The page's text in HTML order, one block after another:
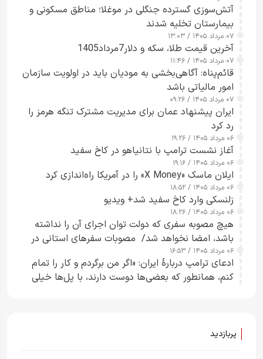
آتش‌سوزی گسترده جنگلی در موغلا؛ مناطق مسکونی و
بیمارستان تخلیه شدند
۰۷ مرداد ۱۴۰۵ / ۱۳:۰۳
آخرین قیمت طلا، سکه و دلار7مرداد1405
۰۷ مرداد ۱۴۰۵ / ۱۱:۴۶
قائم‌پناه: آگاهی‌بخشی به مودیان باید در اولویت سازمان
امور مالیاتی باشد
۰۷ مرداد ۱۴۰۵ / ۰۹:۲۶
ایران پیشنهاد عمان برای مدیریت مشترک تنگه هرمز را
رد کرد
۰۶ مرداد ۱۴۰۵ / ۱۹:۲۶
آغاز نشست ترامپ با نتانیاهو در کاخ سفید
۰۶ مرداد ۱۴۰۵ / ۱۹:۱۶
ایلان ماسک «X Money» را در آمریکا راه‌اندازی کرد
۰۶ مرداد ۱۴۰۵ / ۱۸:۵۲
زلنسکی وارد کاخ سفید شد+ ویدیو
۰۶ مرداد ۱۴۰۵ / ۱۸:۲۶
هیچ مصوبه سفری که دولت توان اجرای آن را نداشته
باشد، امضا نخواهد شد/ مصوبات سفرهای استانی در
چارچوب قانون بودجه است+ عکس
۰۶ مرداد ۱۴۰۵ / ۱۶:۵۳
ادعای ترامپ دربارهٔ ایران: «اگر من برگردم و کار را تمام
کنم، همانطور که بعضی‌ها دوست دارند، با پل‌ها خیلی
پربازدید